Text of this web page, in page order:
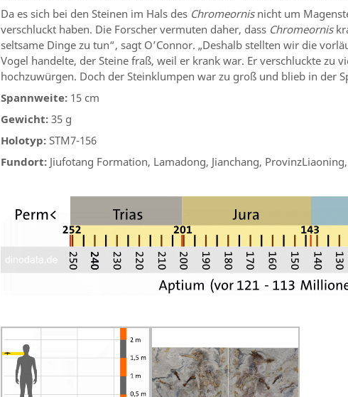
Da es sich bei den Steinen im Hals des Chromeornisnicht um
verschluckt haben. Die Forscher vermuten daher, dass Chromeornis
seltsame Dinge zu tun“, sagt O’Connor. „Deshalb stellten wir die
Vogel handelte, der Steine ​​fraß, weil er krank war. Er verschluckte zu
hochzuwürgen. Doch der Steinklumpen war zu groß und blieb in der
Spannweite: 15 cm
Gewicht: 35 g
Holotyp: STM7-156
Fundort: Jiufotang Formation, Lamadong, Jianchang,